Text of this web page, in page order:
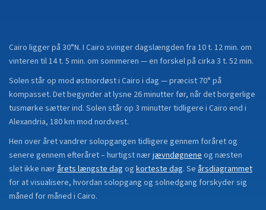
Cairo ligger på 30°N. I Cairo svinger dagslængden fra 10 t. 12 min. om
vinteren til 14 t. 5 min. om sommeren — en forskel på cirka 3 t. 52 min.
Solen står op mod østnordøst i Cairo i dag — præcist 70° på
kompasset. Det begynder at lysne 26 minutter før, når det borgerlige
tusmørke sætter ind. Solen står op 3 minutter tidligere i Cairo end i
Alexandria, 180 km mod nordvest.
Hen over året vandrer solopgangen tidligere gennem foråret og
senere gennem efteråret– hurtigst nærjævndøgneneog næsten
slet ikke nærårets længste dag og korteste dag. Se årsdiagrammet
for at visualisere, hvordan solopgang og solnedgang forskyder sig
måned for måned i Cairo.